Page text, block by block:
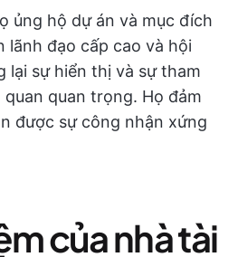
ủng hộ dự án và mục đích
lãnh đạo cấp cao và hội
lại sự hiển thị và sự tham
quan quan trọng. Họ đảm
được sự công nhận xứng
của nhà tài